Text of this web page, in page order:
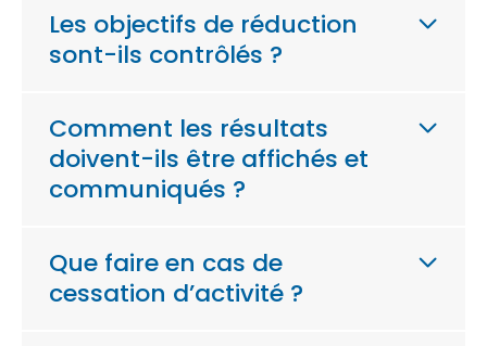
Les objectifs de réduction
sont-ils contrôlés ?
Comment les résultats
doivent-ils être affichés et
communiqués ?
Que faire en cas de
cessation d’activité ?